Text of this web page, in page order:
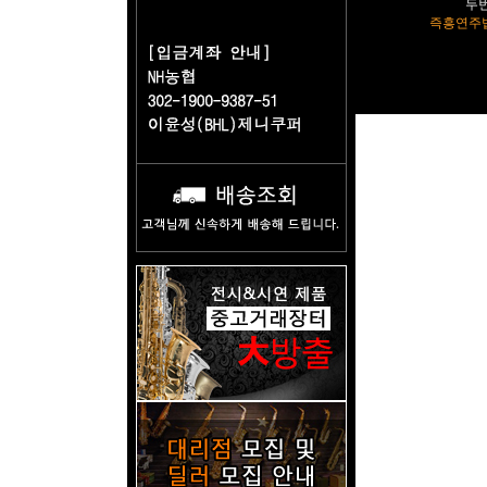
두
즉흥연주